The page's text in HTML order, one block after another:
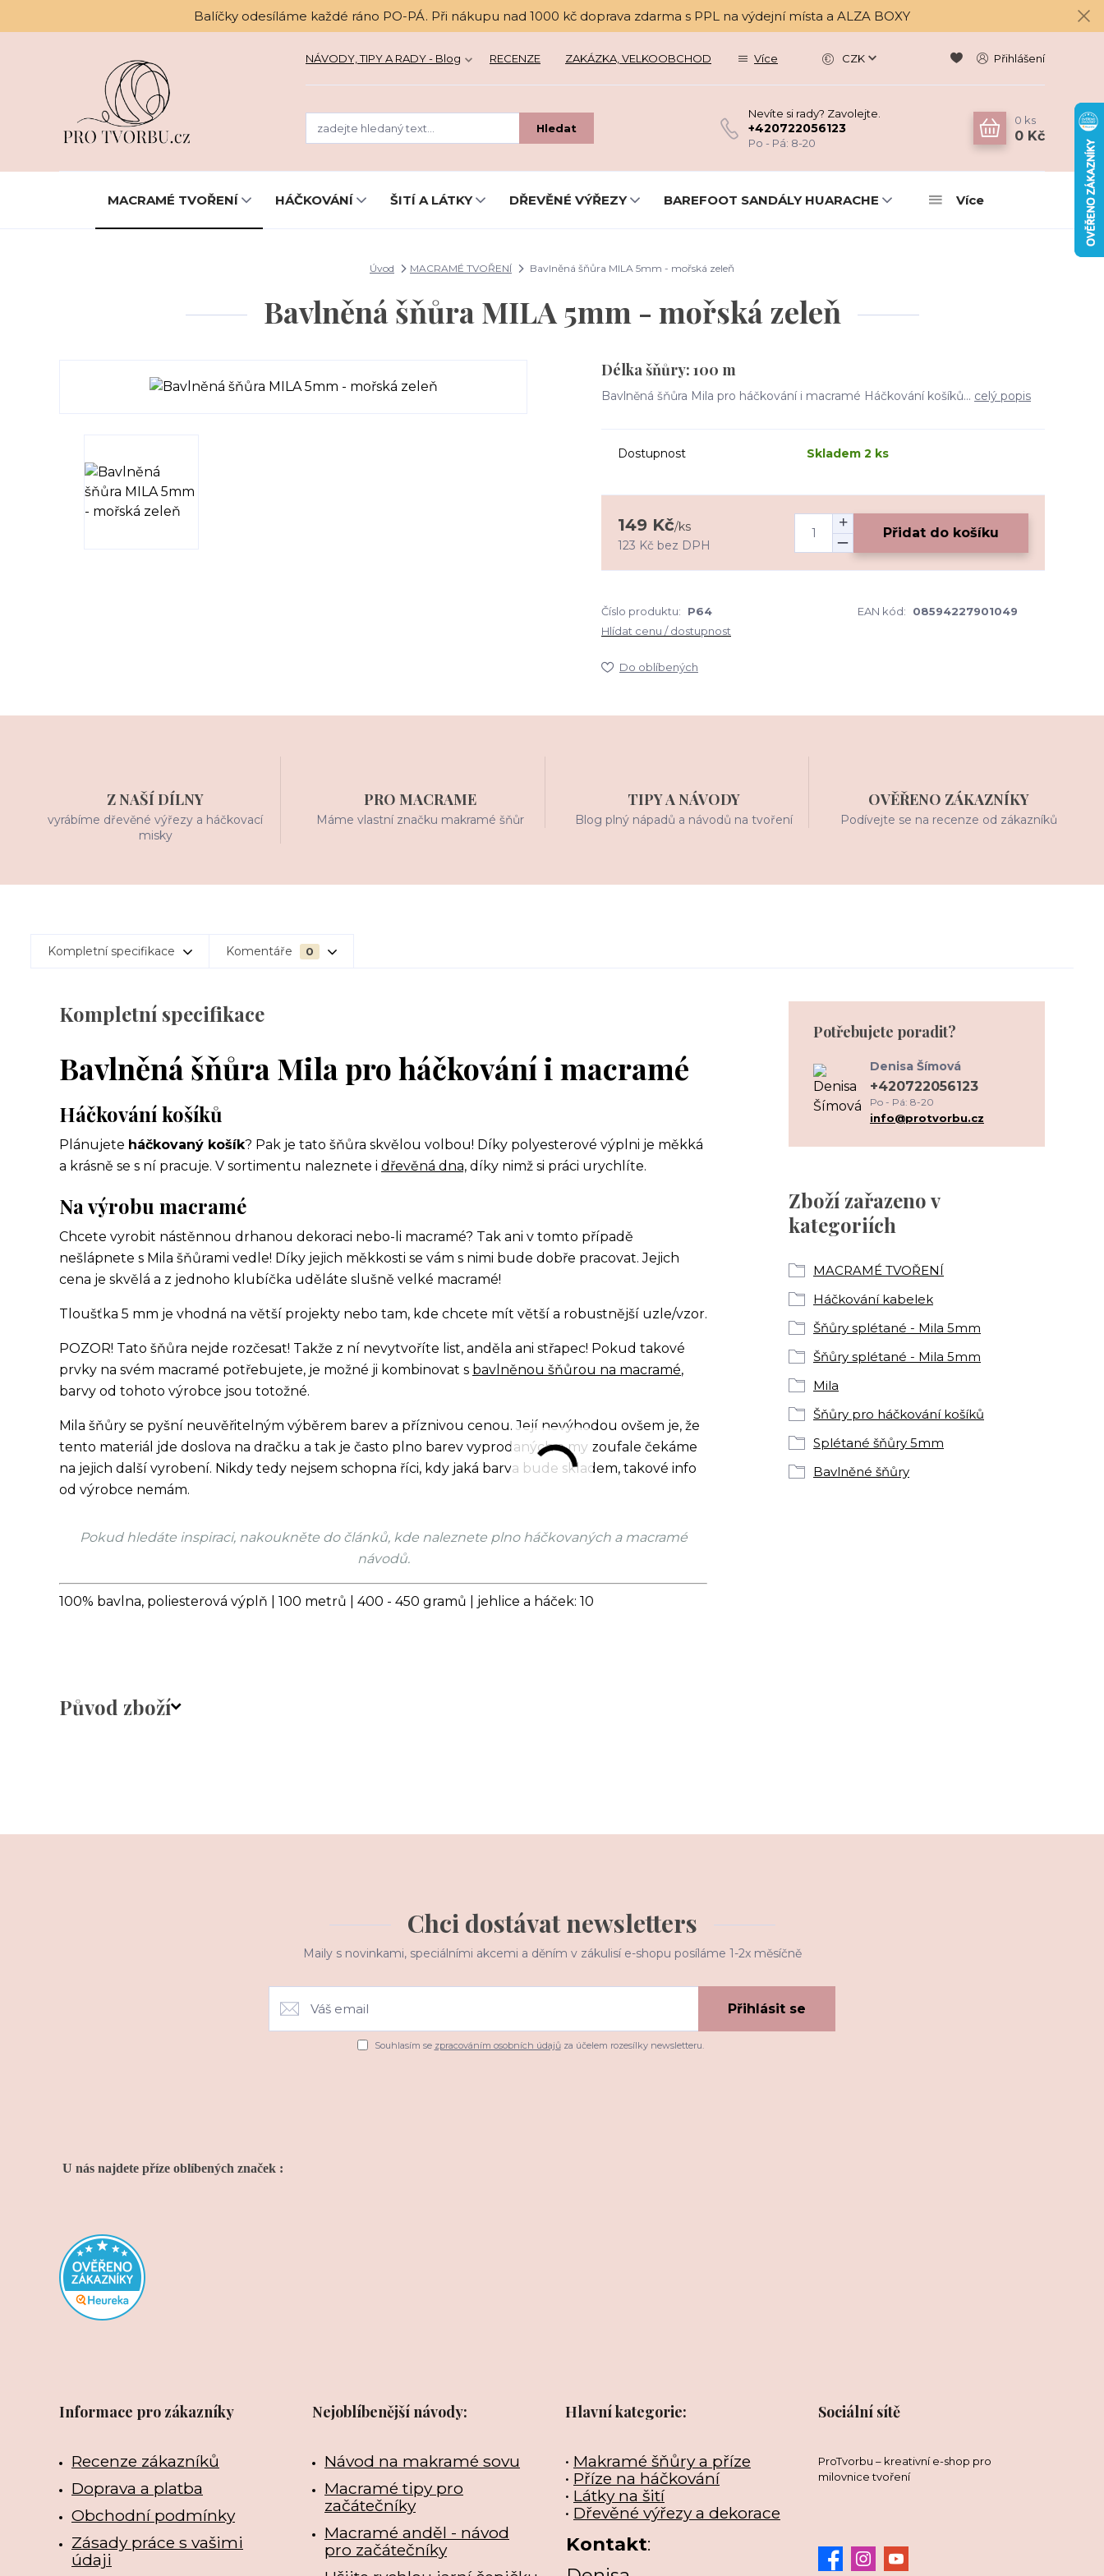
Balíčky odesíláme každé ráno PO-PÁ. Při nákupu nad 1000 kč doprava zdarma s PPL na výdejní místa a ALZA BOXY
NÁVODY, TIPY A RADY - Blog RECENZE ZAKÁZKA, VELKOOBCHOD Více CZK Přihlášení
Hledat
Nevíte si rady? Zavolejte.
+420722056123
Po - Pá: 8-20
0 ks
0 Kč
MACRAMÉ TVOŘENÍ HÁČKOVÁNÍ ŠITÍ A LÁTKY DŘEVĚNÉ VÝŘEZY BAREFOOT SANDÁLY HUARACHE Více
Úvod MACRAMÉ TVOŘENÍ Bavlněná šňůra MILA 5mm - mořská zeleň
Bavlněná šňůra MILA 5mm - mořská zeleň
Délka šňůry: 100 m
Bavlněná šňůra Mila pro háčkování i macramé Háčkování košíků... celý popis
Dostupnost Skladem 2 ks
149 Kč/ks
123 Kč bez DPH
Přidat do košíku
Číslo produktu: P64 EAN kód:
08594227901049
Hlídat cenu / dostupnost
Do oblíbených
Z NAŠÍ DÍLNY
vyrábíme dřevěné výřezy a háčkovací
misky
PRO MACRAME
Máme vlastní značku makramé šňůr
TIPY A NÁVODY
Blog plný nápadů a návodů na tvoření
OVĚŘENO ZÁKAZNÍKY
Podívejte se na recenze od zákazníků
Kompletní specifikace Komentáře 0
Kompletní specifikace
Bavlněná šňůra Mila pro háčkování i macramé
Háčkování košíků
Plánujete háčkovaný košík? Pak je tato šňůra skvělou volbou! Díky polyesterové výplni je měkká
a krásně se s ní pracuje. V sortimentu naleznete i dřevěná dna, díky nimž si práci urychlíte.
Na výrobu macramé
Chcete vyrobit nástěnnou drhanou dekoraci nebo-li macramé? Tak ani v tomto případě
nešlápnete s Mila šňůrami vedle! Díky jejich měkkosti se vám s nimi bude dobře pracovat. Jejich
cena je skvělá a z jednoho klubíčka uděláte slušně velké macramé!
Tloušťka 5 mm je vhodná na větší projekty nebo tam, kde chcete mít větší a robustnější uzle/vzor.
POZOR! Tato šňůra nejde rozčesat! Takže z ní nevytvoříte list, anděla ani střapec! Pokud takové
prvky na svém macramé potřebujete, je možné ji kombinovat s bavlněnou šňůrou na macramé,
barvy od tohoto výrobce jsou totožné.
Mila šňůry se pyšní neuvěřitelným výběrem barev a příznivou cenou. Její nevýhodou ovšem je, že
tento materiál jde doslova na dračku a tak je často plno barev vyprodaných a my zoufale čekáme
na jejich další vyrobení. Nikdy tedy nejsem schopna říci, kdy jaká barva bude skladem, takové info
od výrobce nemám.
Pokud hledáte inspiraci, nakoukněte do článků, kde naleznete plno háčkovaných a macramé
návodů.
100% bavlna, poliesterová výplň | 100 metrů | 400 - 450 gramů | jehlice a háček: 10
Původ zboží
Zboží zařazeno v
kategoriích
MACRAMÉ TVOŘENÍ
Háčkování kabelek
Šňůry splétané - Mila 5mm
Šňůry splétané - Mila 5mm
Mila
Šňůry pro háčkování košíků
Splétané šňůry 5mm
Bavlněné šňůry
Potřebujete poradit?
Denisa Šímová
+420722056123
Po - Pá: 8-20
info@protvorbu.cz
Chci dostávat newsletters
Maily s novinkami, speciálními akcemi a děním v zákulisí e-shopu posíláme 1-2x měsíčně
Přihlásit se
Souhlasím se zpracováním osobních údajůza účelem rozesílky newsletteru.
U nás najdete příze oblíbených značek :
Informace pro zákazníky
Recenze zákazníků
Doprava a platba
Obchodní podmínky
Zásady práce s vašimi
údaji
Nejoblíbenější návody:
Návod na makramé sovu
Macramé tipy pro
začátečníky
Macramé anděl - návod
pro začátečníky
Hlavní kategorie:
• Makramé šňůry a příze
• Příze na háčkování
• Látky na šití
• Dřevěné výřezy a dekorace
Kontakt:
Sociální sítě
ProTvorbu – kreativní e-shop pro
milovnice tvoření